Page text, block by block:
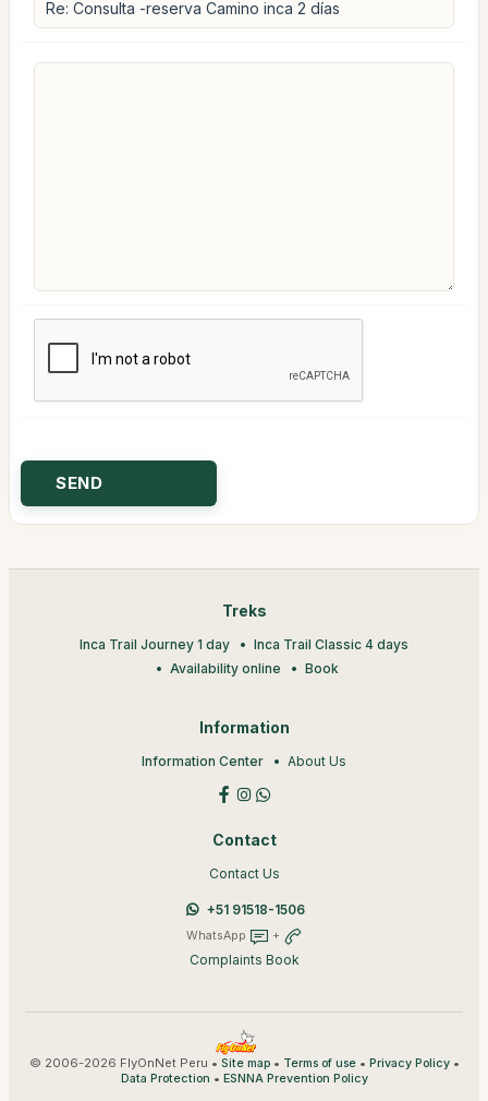
Treks
Inca Trail Journey 1 day
Inca Trail Classic 4 days
Availability online
Book
Information
Information Center About Us
Contact
Contact Us
+51 91518-1506
WhatsApp +
Complaints Book
© 2006-2026 FlyOnNet Peru • Site map• Terms of use• Privacy Policy•
Data Protection • ESNNA Prevention Policy